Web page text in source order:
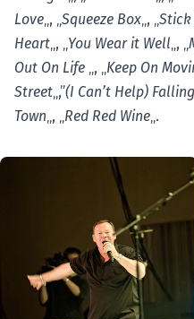
Love „, „ Squeeze Box „, „ Stick
Heart „, „ You Wear it Well „, „
Out On Life „, „ Keep On
Street „,”(I Can’t Help)
Town „, „ Red Red Wine „.